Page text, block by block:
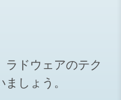
ラドウェアのテク
しょう。